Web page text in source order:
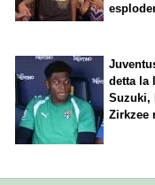
detta la
Suzuki,
Zirkzee